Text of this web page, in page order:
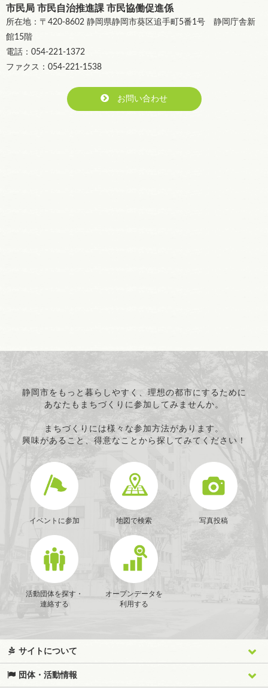
市民局 市民自治推進課 市民協働促進係
所在地：〒420-8602 静岡県静岡市葵区追手町5番1号 静岡庁舎新
館15階
電話：054-221-1372
ファクス：054-221-1538
お問い合わせ
静岡市をもっと暮らしやすく、理想の都市にするために
あなたもまちづくりに参加してみませんか。
まちづくりには様々な参加方法があります。
興味があること、得意なことから探してみてください！
イベントに参加 地図で検索 写真投稿
活動団体を探す・
連絡する
オープンデータを
利用する
サイトについて
団体・活動情報